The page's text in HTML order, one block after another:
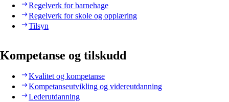
Regelverk for barnehage
Regelverk for skole og opplæring
Tilsyn
Kompetanse og tilskudd
Kvalitet og kompetanse
Kompetanseutvikling og videreutdanning
Lederutdanning